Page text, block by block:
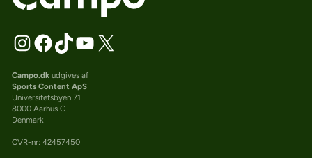
Campo.dkudgives af
Sports Content ApS
Universitetsbyen 71
8000 Aarhus C
Denmark
CVR-nr: 42457450